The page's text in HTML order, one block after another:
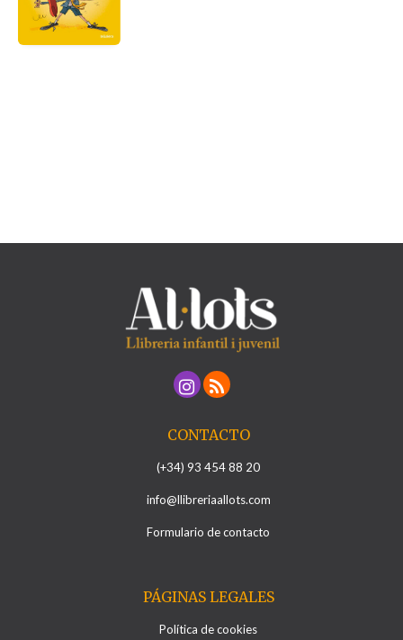
CONTACTO
(+34) 93 454 88 20
info@llibreriaallots.com
Formulario de contacto
PÁGINAS LEGALES
Política de cookies